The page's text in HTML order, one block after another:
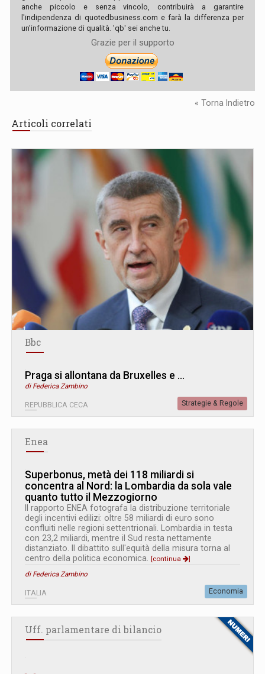
anche piccolo e senza vincolo, contribuirà a garantire
l'indipendenza di quotedbusiness.com e farà la differenza per
un'informazione di qualità. 'qb' sei anche tu.
Grazie per il supporto
« Torna Indietro
Articoli correlati
Bbc
Praga si allontana da Bruxelles e …
di Federica Zambino
REPUBBLICA CECA Strategie & Regole
Enea
Superbonus, metà dei 118 miliardi si
concentra al Nord: la Lombardia da sola vale
quanto tutto il Mezzogiorno
Il rapporto ENEA fotografa la distribuzione territoriale
degli incentivi edilizi: oltre 58 miliardi di euro sono
confluiti nelle regioni settentrionali. Lombardia in testa
con 23,2 miliardi, mentre il Sud resta nettamente
distanziato. Il dibattito sull'equità della misura torna al
centro della politica economica.
[continua
]
di Federica Zambino
ITALIA Economia
Uff. parlamentare di bilancio